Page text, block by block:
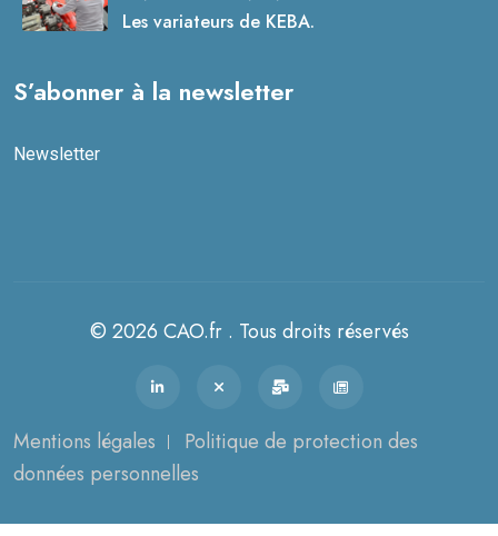
Les variateurs de KEBA.
S’abonner à la newsletter
Newsletter
© 2026 CAO.fr . Tous droits réservés
Mentions légales
Politique de protection des
données personnelles